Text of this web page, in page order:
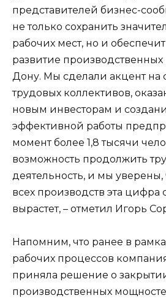
представителей бизнес-
не только сохранить
рабочих мест, но и
развитие
Дону. Мы сделали акцент на
трудовых коллективов,
новым инвесторам и
эффективной работы
момент более 1,8 тысячи
возможность продолжить
деятельность, и мы уверены,
всех производств эта цифра
вырастет, – отметил Игорь
Напомним, что ранее в
рабочих процессов
приняла решение о
производственных